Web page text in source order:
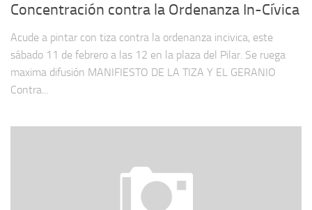
Concentración contra la Ordenanza In-Cívica
Acude a pintar con tiza contra la ordenanza incivica, este
sábado 11 de febrero a las 12 en la plaza del Pilar. Se ruega
maxima difusión MANIFIESTO DE LA TIZA Y EL GERANIO
Contra...